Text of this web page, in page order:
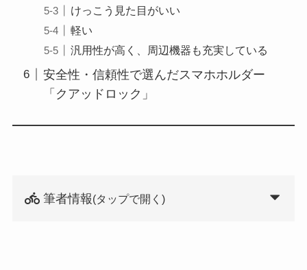
けっこう見た目がいい
軽い
汎用性が高く、周辺機器も充実している
安全性・信頼性で選んだスマホホルダー
「クアッドロック」
筆者情報(タップで開く)